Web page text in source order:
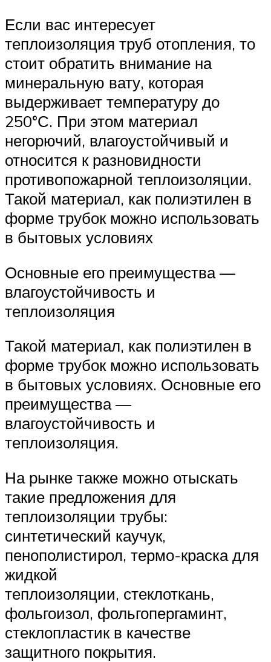
Если вас интересует
теплоизоляция труб отопления, то
стоит обратить внимание на
минеральную вату, которая
выдерживает температуру до
250°С. При этом материал
негорючий, влагоустойчивый и
относится к разновидности
противопожарной теплоизоляции.
Такой материал, как полиэтилен в
форме трубок можно использовать
в бытовых условиях
Основные его преимущества —
влагоустойчивость и
теплоизоляция
Такой материал, как полиэтилен в
форме трубок можно использовать
в бытовых условиях. Основные его
преимущества —
влагоустойчивость и
теплоизоляция.
На рынке также можно отыскать
такие предложения для
теплоизоляции трубы:
синтетический каучук,
пенополистирол, термо-краска для
жидкой
теплоизоляции, стеклоткань,
фольгоизол, фольгопергаминт,
стеклопластик в качестве
защитного покрытия.